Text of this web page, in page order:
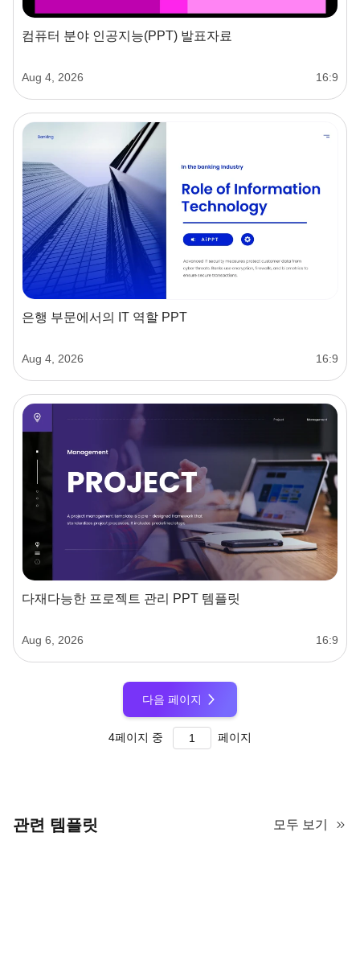
컴퓨터 분야 인공지능(PPT) 발표자료
Aug 4, 2026 16:9
은행 부문에서의 IT 역할 PPT
Aug 4, 2026 16:9
다재다능한 프로젝트 관리 PPT 템플릿
Aug 6, 2026 16:9
다음 페이지
4페이지 중 페이지
관련 템플릿 모두 보기